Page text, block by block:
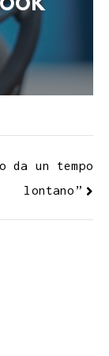
da un tempo
lontano”